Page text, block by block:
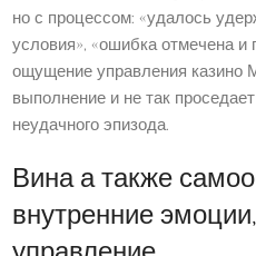
но с процессом: «удалось
условия», «ошибка отмечена и
ощущение управления казино
выполнение и не так
неудачного эпизода.
Вина а также
внутренние